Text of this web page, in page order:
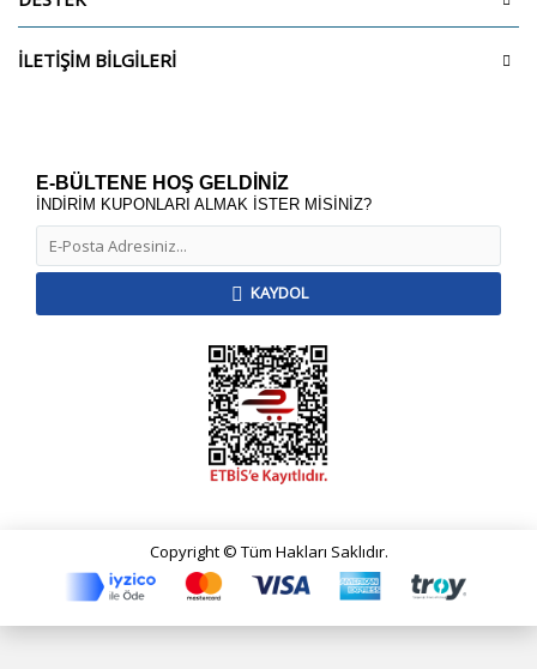
İLETİŞİM BİLGİLERİ
E-BÜLTENE HOŞ GELDİNİZ
İNDİRİM KUPONLARI ALMAK İSTER MİSİNİZ?
KAYDOL
Copyright © Tüm Hakları Saklıdır.